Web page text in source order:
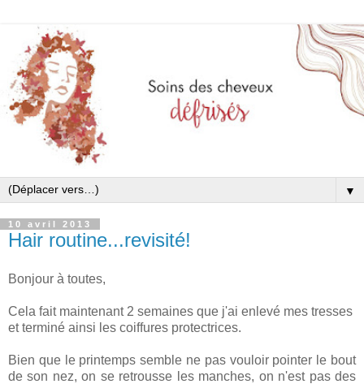
▼
10 avril 2013
Hair routine...revisité!
Bonjour à toutes,
Cela fait maintenant 2 semaines que j'ai enlevé mes tresses
et terminé ainsi les coiffures protectrices.
Bien que le printemps semble ne pas vouloir pointer le bout
de son nez, on se retrousse les manches, on n'est pas des